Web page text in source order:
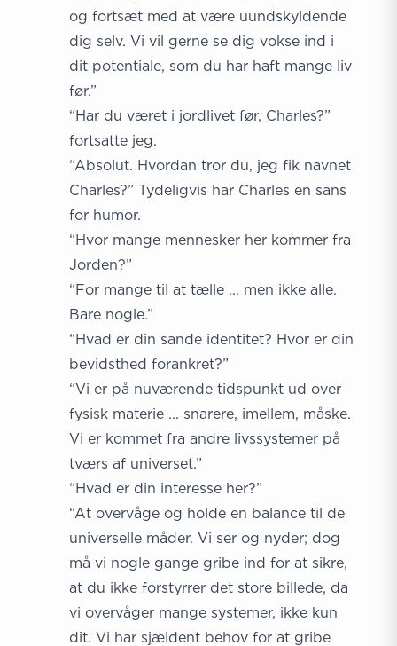
og fortsæt med at være uundskyldende
dig selv. Vi vil gerne se dig vokse ind i
dit potentiale, som du har haft mange liv
før.”
“Har du været i jordlivet før, Charles?”
fortsatte jeg.
“Absolut. Hvordan tror du, jeg fik navnet
Charles?” Tydeligvis har Charles en sans
for humor.
“Hvor mange mennesker her kommer fra
Jorden?”
“For mange til at tælle ... men ikke alle.
Bare nogle.”
“Hvad er din sande identitet? Hvor er din
bevidsthed forankret?”
“Vi er på nuværende tidspunkt ud over
fysisk materie ... snarere, imellem, måske.
Vi er kommet fra andre livssystemer på
tværs af universet.”
“Hvad er din interesse her?”
“At overvåge og holde en balance til de
universelle måder. Vi ser og nyder; dog
må vi nogle gange gribe ind for at sikre,
at du ikke forstyrrer det store billede, da
vi overvåger mange systemer, ikke kun
dit. Vi har sjældent behov for at gribe